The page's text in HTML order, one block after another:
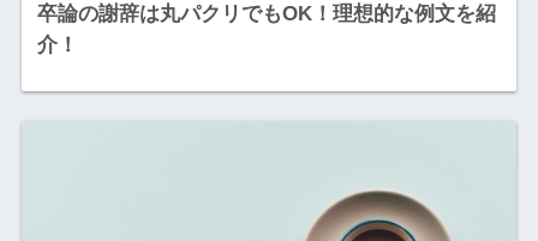
卒論の謝辞は丸パクリでもOK！理想的な例文を紹
介！